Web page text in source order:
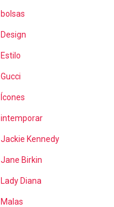
bolsas
Design
Estilo
Gucci
Ícones
intemporar
Jackie Kennedy
Jane Birkin
Lady Diana
Malas